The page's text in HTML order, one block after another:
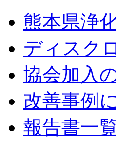
熊本県浄
ディスク
協会加入
改善事例
報告書一